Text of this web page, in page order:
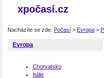
xpočasí.cz
Nacházíte se zde: Počasí > Evropa >
Evropa
Chorvatsko
Itálie